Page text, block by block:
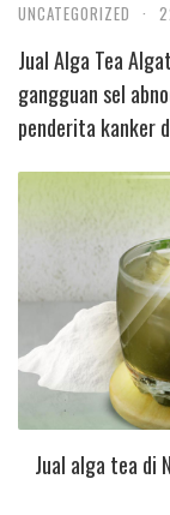
UNCATEGORIZED ·
Jual Alga Tea
gangguan sel
penderita kanker
Jual alga tea di